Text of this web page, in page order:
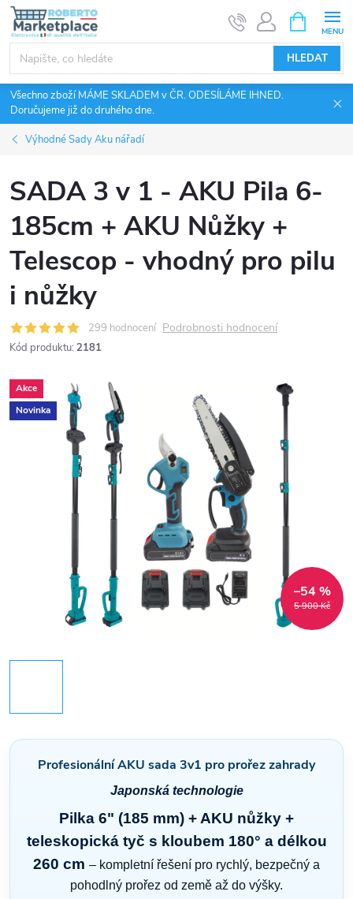
Přejít
obsah
HLEDAT
NÁKUPNÍ
KOŠÍK
Všechno zboží MÁME SKLADEM v ČR. ODESÍLÁME IHNED.
Doručujeme již do druhého dne.
Výhodné Sady Aku nářadí
SADA 3 v 1 - AKU Pila 6-
185cm + AKU Nůžky +
Telescop - vhodný pro pilu
i nůžky
299 hodnocení Podrobnosti hodnocení
Kód produktu: 2181
Akce
Novinka
5 900 Kč
–54 %
Profesionální AKU sada 3v1 pro prořez zahrady
Japonská technologie
Pilka 6" (185 mm) + AKU nůžky +
teleskopická tyč s kloubem 180° a délkou
260 cm – kompletní řešení pro rychlý, bezpečný a
pohodlný prořez od země až do výšky.